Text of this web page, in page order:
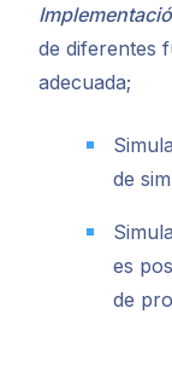
de diferentes
adecuada;
de
es
de